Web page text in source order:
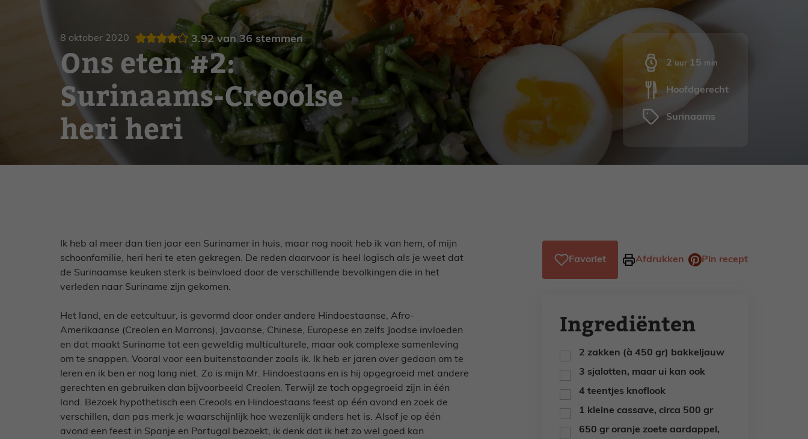
8 oktober 2020 3.92van36 stemmen
Ons eten #2:
Surinaams-Creoolse
heri heri
2 uur
uur 15 minuten
min
Hoofdgerecht
Surinaams
Ik heb al meer dan tien jaar een Surinamer in huis, maar nog nooit heb ik van hem, of mijn
schoonfamilie, heri heri te eten gekregen. De reden daarvoor is heel logisch als je weet dat
de Surinaamse keuken sterk is beïnvloed door de verschillende bevolkingen die in het
verleden naar Suriname zijn gekomen.
Het land, en de eetcultuur, is gevormd door onder andere Hindoestaanse, Afro-
Amerikaanse (Creolen en Marrons), Javaanse, Chinese, Europese en zelfs Joodse invloeden
en dat maakt Suriname tot een geweldig multiculturele, maar ook complexe samenleving
om te snappen. Vooral voor een buitenstaander zoals ik. Ik heb er jaren over gedaan om te
leren en ik ben er nog lang niet. Zo is mijn Mr. Hindoestaans en is hij opgegroeid met andere
gerechten en gebruiken dan bijvoorbeeld Creolen. Terwijl ze toch opgegroeid zijn in één
land. Bezoek hypothetisch een Creools en Hindoestaans feest op één avond en zoek de
verschillen, dan pas merk je waarschijnlijk hoe wezenlijk anders het is. Alsof je op één
avond een feest in Spanje en Portugal bezoekt, ik denk dat ik het zo wel goed kan
Favoriet Afdrukken Pin recept
Ingrediënten
▢
2 zakken (à 450 gr) bakkeljauw
▢
3 sjalotten, maar ui kan ook
▢
4 teentjes knoflook
▢
1 kleine cassave, circa 500 gr
▢
650 gr oranje zoete aardappel,